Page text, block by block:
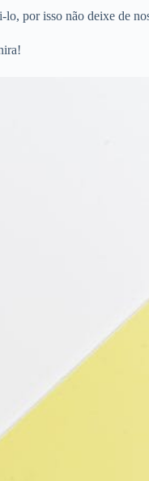
por isso não deixe de